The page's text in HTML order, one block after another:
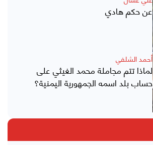
عن حكم هادي
أحمد الشلفي
لماذا تتم مجاملة محمد الغيثي على
حساب بلد اسمه الجمهورية اليمنية؟